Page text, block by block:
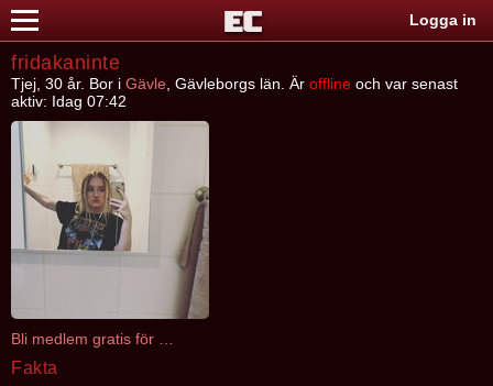
Logga in
fridakaninte
Tjej, 30 år. Bor i Gävle , Gävleborgs län. Är offline och var senast
aktiv: Idag 07:42
Fakta